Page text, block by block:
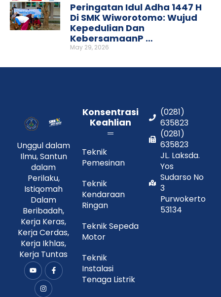
Peringatan Idul Adha 1447 H
Di SMK Wiworotomo: Wujud
Kepedulian Dan
KebersamaanP …
May 29, 2026
Unggul dalam
Ilmu, Santun
dalam
Perilaku,
Istiqomah
Dalam
Beribadah,
Kerja Keras,
Kerja Cerdas,
Kerja Ikhlas,
Kerja Tuntas
Y
o
u
t
F
a
n
s
t
Konsentrasi
Keahlian
Teknik
Pemesinan
Teknik
Kendaraan
Ringan
Teknik Sepeda
Motor
Teknik
Instalasi
Tenaga Listrik
(0281)
635823
(0281)
635823
JL. Laksda.
Yos
Sudarso No
3
Purwokerto
53134